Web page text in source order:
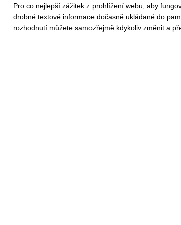
Pro co nejlepší zážitek z prohlížení webu, aby
drobné textové informace dočasně ukládané do
rozhodnutí můžete samozřejmě kdykoliv změnit a